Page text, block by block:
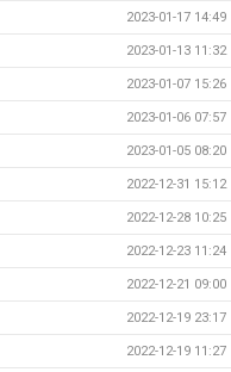
2023-01-17 14:49
2023-01-13 11:32
2023-01-07 15:26
2023-01-06 07:57
2023-01-05 08:20
2022-12-31 15:12
2022-12-28 10:25
2022-12-23 11:24
2022-12-21 09:00
2022-12-19 23:17
2022-12-19 11:27